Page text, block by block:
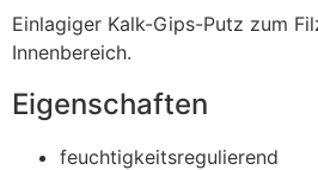
Einlagiger Kalk-Gips-Putz zum
Innenbereich.
Eigenschaften
feuchtigkeitsregulierend